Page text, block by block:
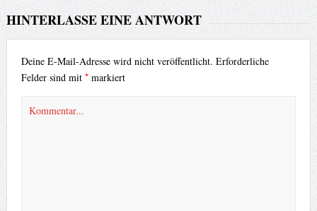
HINTERLASSE EINE ANTWORT
Deine E-Mail-Adresse wird nicht veröffentlicht. Erforderliche
Felder sind mit *markiert